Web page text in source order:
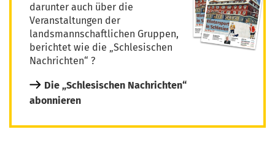
darunter auch über die
Veranstaltungen der
landsmannschaftlichen Gruppen,
berichtet wie die „Schlesischen
Nachrichten“ ?
Die „Schlesischen Nachrichten“
abonnieren